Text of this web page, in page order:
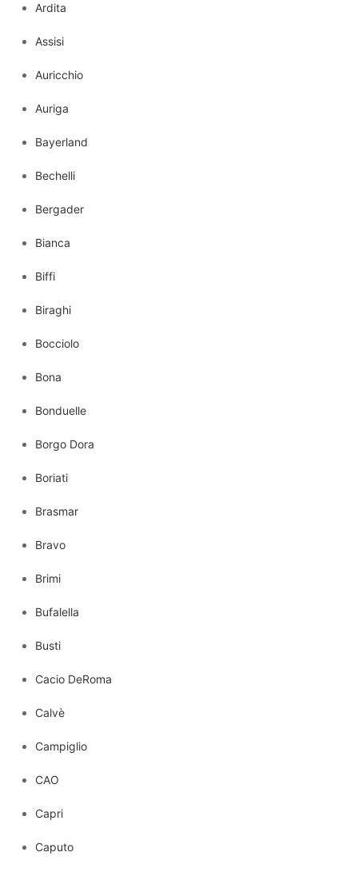
Ardita
Assisi
Auricchio
Auriga
Bayerland
Bechelli
Bergader
Bianca
Biffi
Biraghi
Bocciolo
Bona
Bonduelle
Borgo Dora
Boriati
Brasmar
Bravo
Brimi
Bufalella
Busti
Cacio DeRoma
Calvè
Campiglio
CAO
Capri
Caputo